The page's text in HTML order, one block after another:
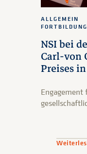
NSI bei
Carl-von
Preises
ALLGEMEIN
FORTBILDUNG
Engagement